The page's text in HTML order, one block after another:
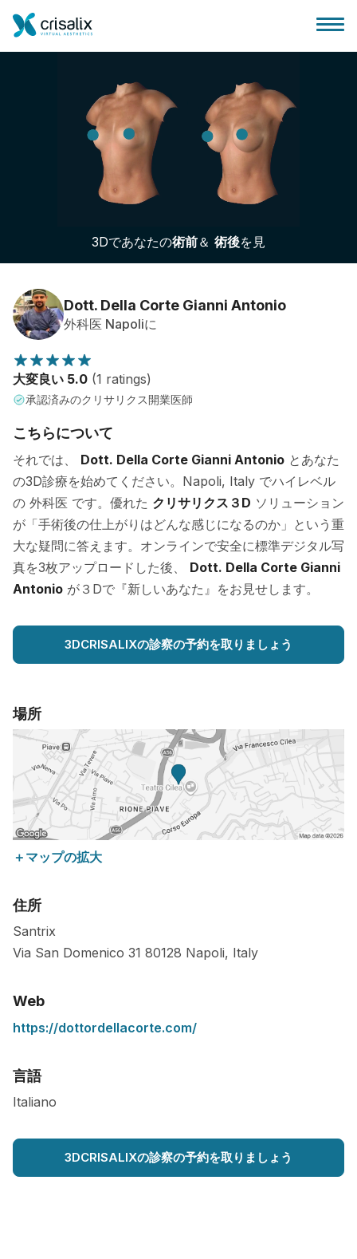
外科医ホーム
3Dビジネスプラットフォーム
サブスクリプションプラン
患者様のレビュー
3Dであなたの術前＆ 術後を見
Dott. Della Corte Gianni Antonio
外科医 Napoliに
大変良い 5.0 (1 ratings)
承認済みのクリサリクス開業医師
こちらについて
それでは、 Dott. Della Corte Gianni Antonio とあなた
の3D診療を始めてください。Napoli, Italy でハイレベル
の 外科医 です。優れた クリサリクス３D ソリューション
が「手術後の仕上がりはどんな感じになるのか」という重
大な疑問に答えます。オンラインで安全に標準デジタル写
真を3枚アップロードした後、 Dott. Della Corte Gianni
Antonio が３Dで『新しいあなた』をお見せします。
3DCRISALIXの診察の予約を取りましょう
場所
＋マップの拡大
住所
Santrix
Via San Domenico 31 80128 Napoli, Italy
Web
https://dottordellacorte.com/
言語
Italiano
3DCRISALIXの診察の予約を取りましょう